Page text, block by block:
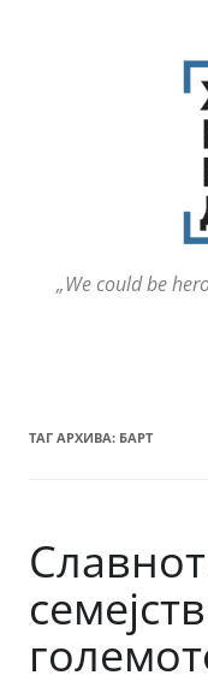
„We could be
ТАГ АРХИВА: БАРТ